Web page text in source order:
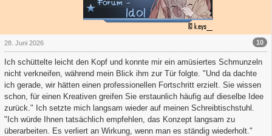
10
28. Juni 2026
Ich schüttelte leicht den Kopf und konnte mir ein amüsiertes Schmunzeln
nicht verkneifen, während mein Blick ihm zur Tür folgte. "Und da dachte
ich gerade, wir hätten einen professionellen Fortschritt erzielt. Sie wissen
schon, für einen Kreativen greifen Sie erstaunlich häufig auf dieselbe Idee
zurück." Ich setzte mich langsam wieder auf meinen Schreibtischstuhl.
"Ich würde Ihnen tatsächlich empfehlen, das Konzept langsam zu
überarbeiten. Es verliert an Wirkung, wenn man es ständig wiederholt."